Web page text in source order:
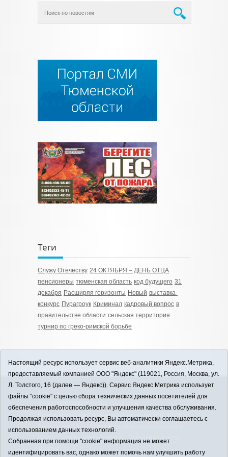
Теги
Служу Отечеству 24 ОКТЯБРЯ – ДЕНЬ ОТЦА
пенсионеры тюменская область код будущего 31
декабря Расширяя горизонты Новый выставка-
конкурс Пурагроук Криминал кадровый вопрос в
правительстве области сельская территория
турнир по греко-римской борьбе
12+
ЗАВОДОУКОВСК online / Новости
Заводоуковского муниципального округа, 2026
Учредитель: АНО "Информационно-издательский
центр "Заводоуковские вести". Главный редактор:
Настоящий ресурс использует сервис веб-аналитики Яндекс.Метрика,
предоставляемый компанией ООО "Яндекс" (119021, Россия, Москва, ул.
Л. Толстого, 16 (далее — Яндекс)). Сервис Яндекс.Метрика использует
файлы "cookie" с целью сбора технических данных посетителей для
обеспечения работоспособности и улучшения качества обслуживания.
Продолжая использовать ресурс, Вы автоматически соглашаетесь с
использованием данных технологий.
Собранная при помощи "cookie" информация не может
идентифицировать вас, однако может помочь нам улучшить работу